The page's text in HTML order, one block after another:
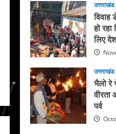
उत्तराखंड
हो
लिए
उत्तराखंड
भैलो रे
वीरता
पर्व